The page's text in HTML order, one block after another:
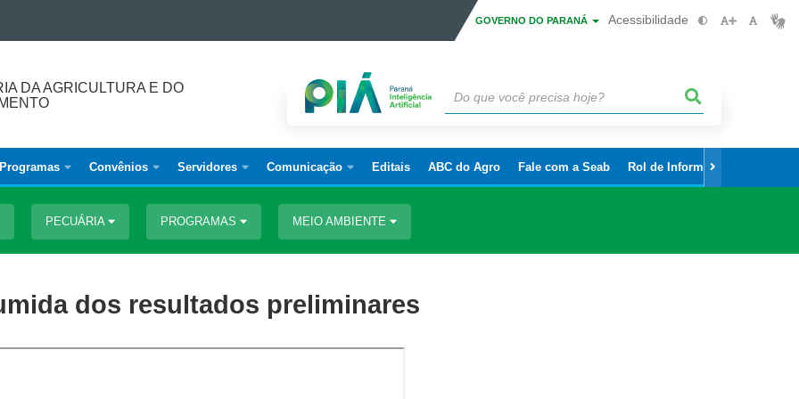
GOVERNO DO PARANÁ Acessibilidade
DA AGRICULTURA E DO
Programas Convênios Servidores Comunicação Editais ABC do Agro Fale com a Seab Rol de Informações Sigilosas
PECUÁRIA PROGRAMAS MEIO AMBIENTE
dos resultados preliminares